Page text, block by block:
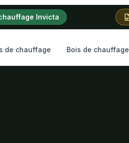
Invicta
de chauffage Bois de chauffage